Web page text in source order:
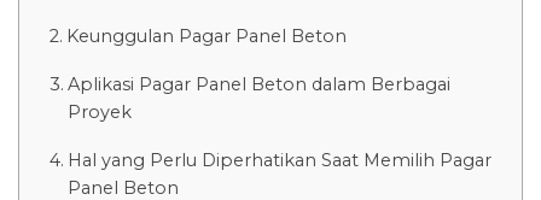
Keunggulan Pagar Panel Beton
Aplikasi Pagar Panel Beton dalam Berbagai
Proyek
Hal yang Perlu Diperhatikan Saat Memilih Pagar
Panel Beton